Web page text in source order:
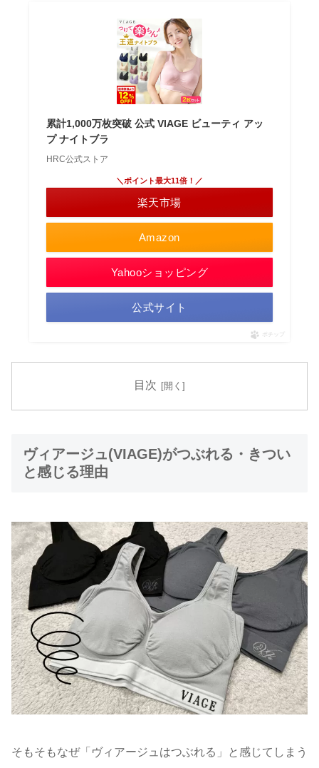
累計1,000万枚突破 公式 VIAGE ビューティ アッ
プ ナイトブラ
HRC公式ストア
Amazon
＼ポイント最大11倍！／
楽天市場
Yahooショッピング
公式サイト
ポチップ
目次
ヴィアージュ(VIAGE)がつぶれる・きつい
と感じる理由
そもそもなぜ「ヴィアージュはつぶれる」と感じてしまう